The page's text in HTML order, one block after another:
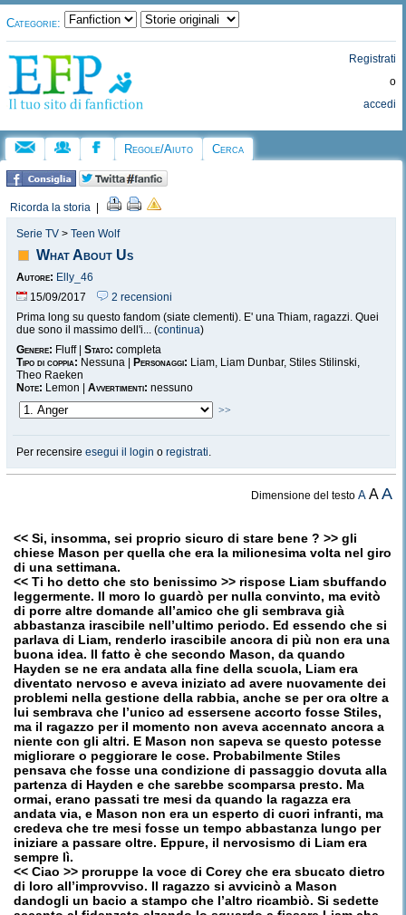
Categorie:
Registrati
o
accedi
Regole/Aiuto Cerca
Ricorda la storia
Serie TV > Teen Wolf
What About Us
Autore: Elly_46
15/09/2017
2 recensioni
Prima long su questo fandom (siate clementi). E' una Thiam, ragazzi. Quei
due sono il massimo dell'i... (continua)
Genere: Fluff | Stato: completa
Tipo di coppia: Nessuna | Personaggi: Liam, Liam Dunbar, Stiles Stilinski,
Theo Raeken
Note: Lemon | Avvertimenti: nessuno
>>
Per recensire esegui il login o registrati.
Dimensione del testoA AA
<< Si, insomma, sei proprio sicuro di stare bene ? >> gli
chiese Mason per quella che era la milionesima volta nel giro
di una settimana.
<< Ti ho detto che sto benissimo >> rispose Liam sbuffando
leggermente. Il moro lo guardò per nulla convinto, ma evitò
di porre altre domande all’amico che gli sembrava già
abbastanza irascibile nell’ultimo periodo. Ed essendo che si
parlava di Liam, renderlo irascibile ancora di più non era una
buona idea. Il fatto è che secondo Mason, da quando
Hayden se ne era andata alla fine della scuola, Liam era
diventato nervoso e aveva iniziato ad avere nuovamente dei
problemi nella gestione della rabbia, anche se per ora oltre a
lui sembrava che l’unico ad essersene accorto fosse Stiles,
ma il ragazzo per il momento non aveva accennato ancora a
niente con gli altri. E Mason non sapeva se questo potesse
migliorare o peggiorare le cose. Probabilmente Stiles
pensava che fosse una condizione di passaggio dovuta alla
partenza di Hayden e che sarebbe scomparsa presto. Ma
ormai, erano passati tre mesi da quando la ragazza era
andata via, e Mason non era un esperto di cuori infranti, ma
credeva che tre mesi fosse un tempo abbastanza lungo per
iniziare a passare oltre. Eppure, il nervosismo di Liam era
sempre lì.
<< Ciao >> proruppe la voce di Corey che era sbucato dietro
di loro all’improvviso. Il ragazzo si avvicinò a Mason
dandogli un bacio a stampo che l’altro ricambiò. Si sedette